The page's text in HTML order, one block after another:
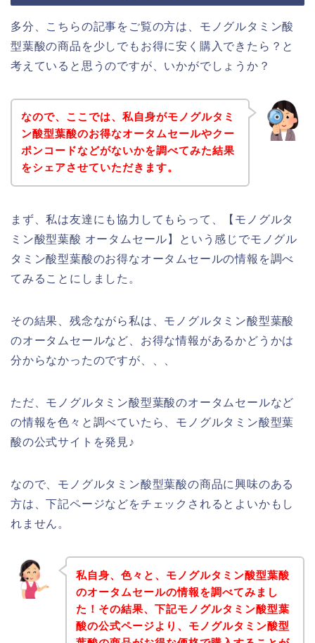
多分、こちらの記事をご覧の方は、モノグルタミン酸
型葉酸の商品を少しでもお得に安く購入できたら？と
考えていると思うのですが、いかがでしょうか？
なので、ここでは、私自身がモノグルタミ
ン酸型葉酸のお得なオータムセールやクー
ポンコードなどがないかを調べてみた結果
をシェアさせていただきます。
まず、私は友達にも協力してもらって、【モノグルタ
ミン酸型葉酸 オータムセール】という感じでモノグル
タミン酸型葉酸のお得なオータムセールの情報を調べ
てみることにしました。
その結果、残念ながら私は、モノグルタミン酸型葉酸
のオータムセールなど、お得な情報があるかどうかは
分からなかったのですが、、、
ただ、モノグルタミン酸型葉酸のオータムセールなど
の情報を色々と調べていたら、モノグルタミン酸型葉
酸の公式サイトを発見♪
なので、モノグルタミン酸型葉酸の商品に興味のある
方は、下記ページなどをチェックされるとよいかもし
れません。
私自身、色々と、モノグルタミン酸型葉酸
のオータムセールの情報を調べてみまし
た！その結果、下記モノグルタミン酸型葉
酸の公式ページより、モノグルタミン酸型